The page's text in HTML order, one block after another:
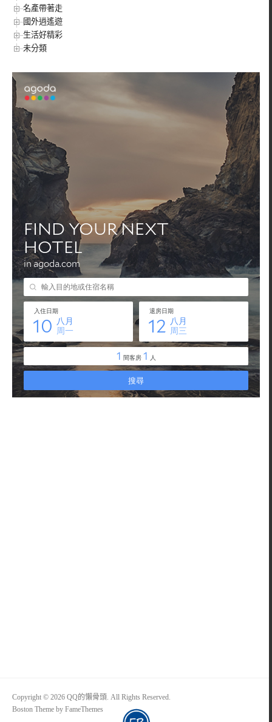
名產帶著走
國外逍遙遊
生活好精彩
未分類
Copyright © 2026 QQ的懶骨頭. All Rights Reserved.
Boston Theme by FameThemes